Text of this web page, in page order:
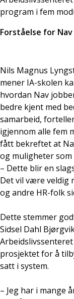
program i fem
Forståelse for Nav
Nils Magnus
mener IA-skolen
hvordan Nav
bedre kjent med
samarbeid,
igjennom alle fem
fått bekreftet at
og muligheter som
– Dette blir en
Det vil være veldig
og andre HR-folk
Dette stemmer
Sidsel Dahl
prosjektet for å
satt i system.
– Jeg har i mange